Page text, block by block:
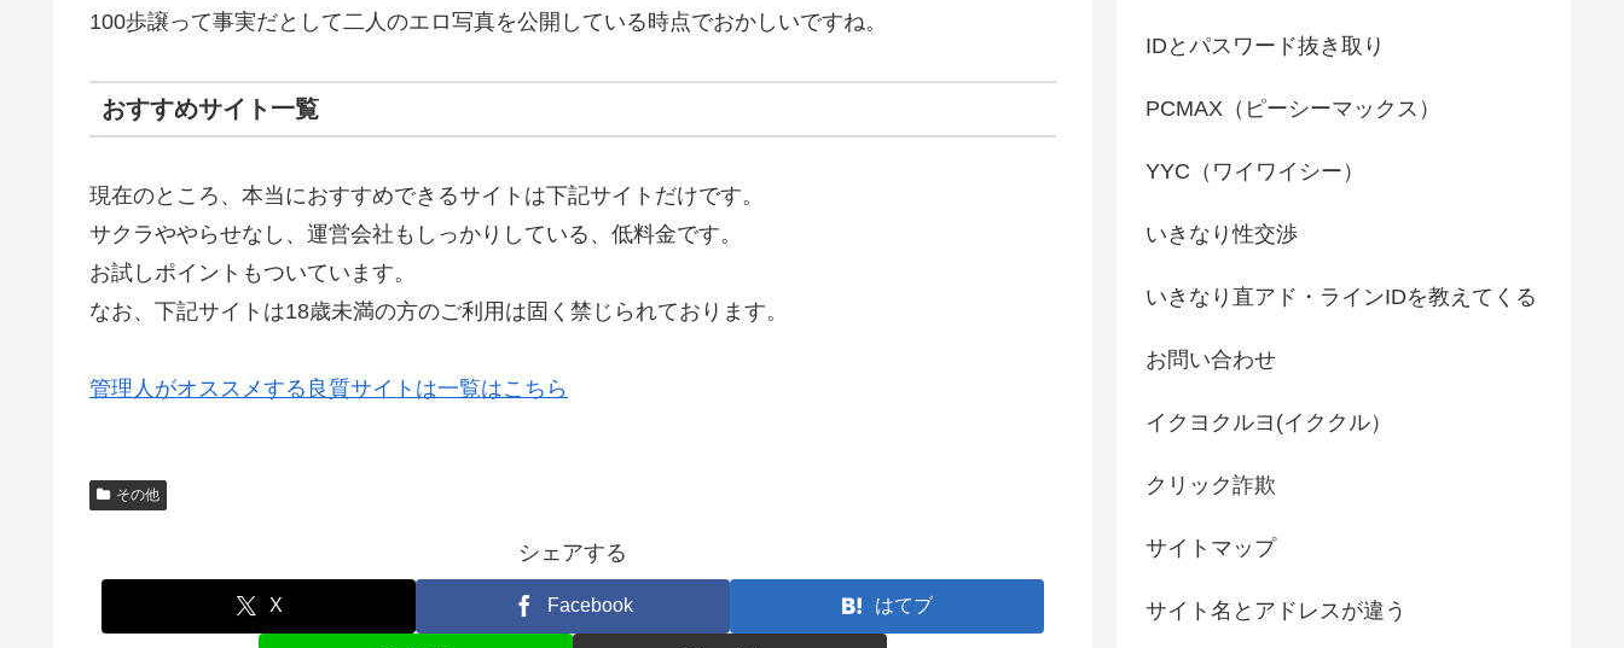
100歩譲って事実だとして二人のエロ写真を公開している時点でおかしいですね。
おすすめサイト一覧
現在のところ、本当におすすめできるサイトは下記サイトだけです。
サクラややらせなし、運営会社もしっかりしている、低料金です。
お試しポイントもついています。
なお、下記サイトは18歳未満の方のご利用は固く禁じられております。
管理人がオススメする良質サイトは一覧はこちら
その他
シェアする
X Facebook はてブ
IDとパスワード抜き取り
PCMAX（ピーシーマックス）
YYC（ワイワイシー）
いきなり性交渉
いきなり直アド・ラインIDを教えてくる
お問い合わせ
イクヨクルヨ(イククル）
クリック詐欺
サイトマップ
サイト名とアドレスが違う